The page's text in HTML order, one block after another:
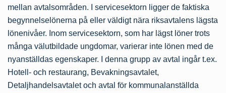
mellan avtalsområden. I servicesektorn ligger de faktiska
begynnelselönerna på eller väldigt nära riksavtalens lägsta
lönenivåer. Inom servicesektorn, som har lägst löner trots
många välutbildade ungdomar, varierar inte lönen med de
nyanställdas egenskaper. I denna grupp av avtal ingår t.ex.
Hotell- och restaurang, Bevakningsavtalet,
Detaljhandelsavtalet och avtal för kommunalanställda